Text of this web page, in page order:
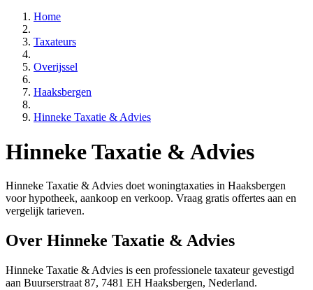
Home
Taxateurs
Overijssel
Haaksbergen
Hinneke Taxatie & Advies
Hinneke Taxatie & Advies
Hinneke Taxatie & Advies doet woningtaxaties in Haaksbergen
voor hypotheek, aankoop en verkoop. Vraag gratis offertes aan en
vergelijk tarieven.
Over Hinneke Taxatie & Advies
Hinneke Taxatie & Advies is een professionele taxateur gevestigd
aan Buurserstraat 87, 7481 EH Haaksbergen, Nederland.